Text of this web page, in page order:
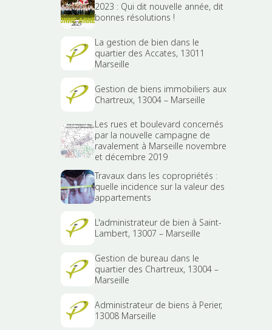
2023 : Qui dit nouvelle année, dit
bonnes résolutions !
La gestion de bien dans le
quartier des Accates, 13011
Marseille
Gestion de biens immobiliers aux
Chartreux, 13004 – Marseille
Les rues et boulevard concernés
par la nouvelle campagne de
ravalement à Marseille novembre
et décembre 2019
Travaux dans les copropriétés :
quelle incidence sur la valeur des
appartements
L'administrateur de bien à Saint-
Lambert, 13007 – Marseille
Gestion de bureau dans le
quartier des Chartreux, 13004 –
Marseille
Administrateur de biens à Perier,
13008 Marseille